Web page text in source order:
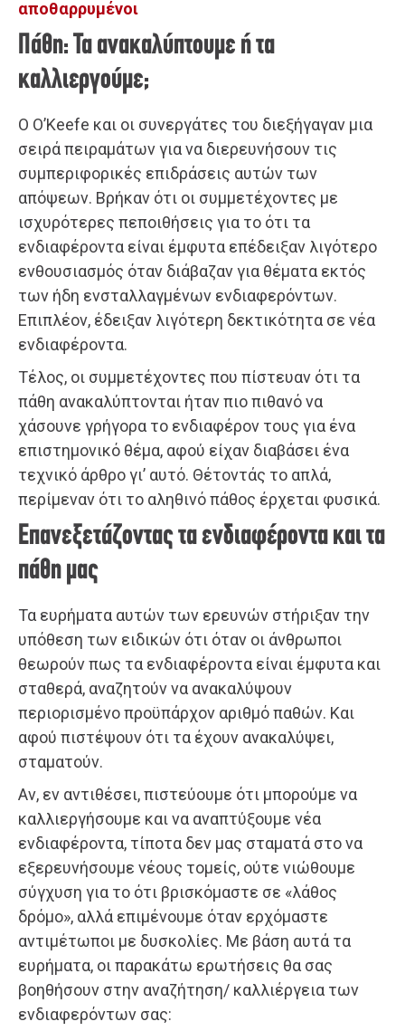
αποθαρρυμένοι
Πάθη: Τα ανακαλύπτουμε ή τα
καλλιεργούμε;
Ο O’Keefe και οι συνεργάτες του διεξήγαγαν μια
σειρά πειραμάτων για να διερευνήσουν τις
συμπεριφορικές επιδράσεις αυτών των
απόψεων. Βρήκαν ότι οι συμμετέχοντες με
ισχυρότερες πεποιθήσεις για το ότι τα
ενδιαφέροντα είναι έμφυτα επέδειξαν λιγότερο
ενθουσιασμός όταν διάβαζαν για θέματα εκτός
των ήδη ενσταλλαγμένων ενδιαφερόντων.
Επιπλέον, έδειξαν λιγότερη δεκτικότητα σε νέα
ενδιαφέροντα.
Τέλος, οι συμμετέχοντες που πίστευαν ότι τα
πάθη ανακαλύπτονται ήταν πιο πιθανό να
χάσουνε γρήγορα το ενδιαφέρον τους για ένα
επιστημονικό θέμα, αφού είχαν διαβάσει ένα
τεχνικό άρθρο γι’ αυτό. Θέτοντάς το απλά,
περίμεναν ότι το αληθινό πάθος έρχεται φυσικά.
Επανεξετάζοντας τα ενδιαφέροντα και τα
πάθη μας
Τα ευρήματα αυτών των ερευνών στήριξαν την
υπόθεση των ειδικών ότι όταν οι άνθρωποι
θεωρούν πως τα ενδιαφέροντα είναι έμφυτα και
σταθερά, αναζητούν να ανακαλύψουν
περιορισμένο προϋπάρχον αριθμό παθών. Και
αφού πιστέψουν ότι τα έχουν ανακαλύψει,
σταματούν.
Αν, εν αντιθέσει, πιστεύουμε ότι μπορούμε να
καλλιεργήσουμε και να αναπτύξουμε νέα
ενδιαφέροντα, τίποτα δεν μας σταματά στο να
εξερευνήσουμε νέους τομείς, ούτε νιώθουμε
σύγχυση για το ότι βρισκόμαστε σε «λάθος
δρόμο», αλλά επιμένουμε όταν ερχόμαστε
αντιμέτωποι με δυσκολίες. Με βάση αυτά τα
ευρήματα, οι παρακάτω ερωτήσεις θα σας
βοηθήσουν στην αναζήτηση/ καλλιέργεια των
ενδιαφερόντων σας: